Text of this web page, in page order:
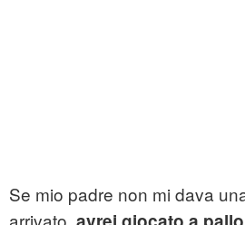
Se mio padre non mi dava